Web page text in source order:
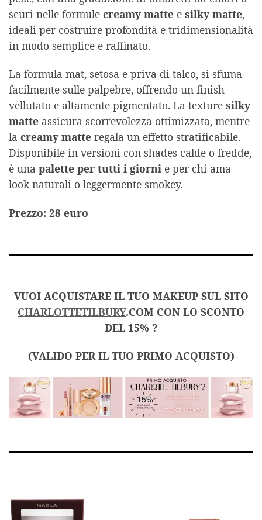
scuri nelle formule creamy matte e silky matte,
ideali per costruire profondità e tridimensionalità
in modo semplice e raffinato.
La formula mat, setosa e priva di talco, si sfuma
facilmente sulle palpebre, offrendo un finish
vellutato e altamente pigmentato. La texture silky
matte assicura scorrevolezza ottimizzata, mentre
la creamy matte regala un effetto stratificabile.
Disponibile in versioni con shades calde o fredde,
è una palette per tutti i giorni e per chi ama
look naturali o leggermente smokey.
Prezzo: 28 euro
VUOI ACQUISTARE IL TUO MAKEUP SUL SITO
CHARLOTTETILBURY.COM CON LO SCONTO
DEL 15% ?
(VALIDO PER IL TUO PRIMO ACQUISTO)